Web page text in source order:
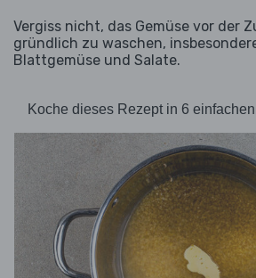
Vergiss nicht, das Gemüse vor der
gründlich zu waschen,
Blattgemüse und Salate.
Koche dieses Rezept in 6